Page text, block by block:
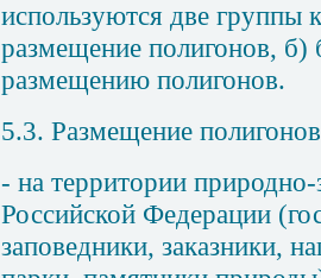
используются две группы
размещение полигонов, б)
размещению полигонов.
5.3. Размещение
- на территории
Российской Федерации
заповедники, заказники,